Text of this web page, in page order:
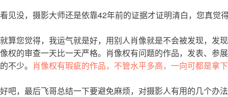
看见没，摄影大师还是依靠42年前的证据才证明清白，您真觉
就算您觉得，我运气就是好，用别人肖像就是不会被发现，发
像权的审查一天比一天严格。肖像权有问题的作品，发表、
的不少。 肖像权有瑕疵的作品，不管水平多高，一向可都是拿
好吧，最后飞哥总结一下要避免麻烦，对摄影人有用的几个办